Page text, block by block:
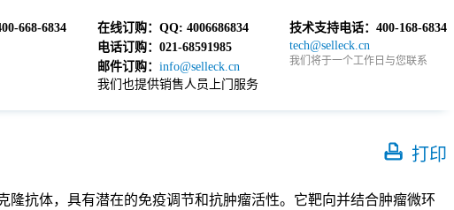
668-6834 在线订购： QQ: 4006686834
电话订购： 021-68591985
邮件订购： info@selleck.cn
我们也提供销售人员上门服务
技术支持电话： 400-168-6834
tech@selleck.cn
我们将于一个工作日与您联系
打印
隆抗体，具有潜在的免疫调节和抗肿瘤活性。它靶向并结合肿瘤微环